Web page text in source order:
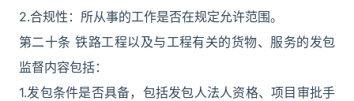
2.合规性：所从事的工作是否在规定允许范围。
第二十条 铁路工程以及与工程有关的货物、服务的发包
监督内容包括：
1.发包条件是否具备，包括发包人法人资格、项目审批手